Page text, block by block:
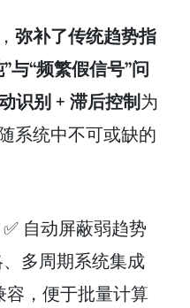
弥补了传统趋势指
与“频繁假信号”问
识别 + 滞后控制为
系统中不可或缺的
自动屏蔽弱趋势
多周期系统集成
容，便于批量计算